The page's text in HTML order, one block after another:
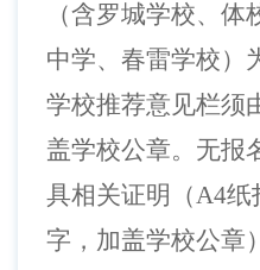
（含罗城学校、
中学、春雷学校）
学校推荐意见栏须
盖学校公章。无报
具相关证明（A4
字，加盖学校公章